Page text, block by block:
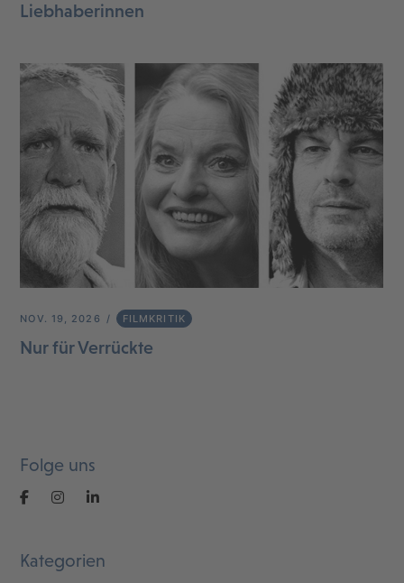
Liebhaberinnen
NOV. 19, 2026 FILMKRITIK
Nur für Verrückte
Folge uns
Kategorien